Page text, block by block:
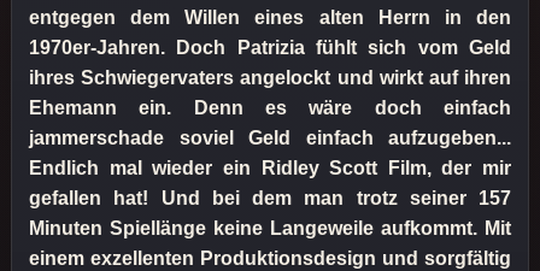
entgegen dem Willen eines alten Herrn in den
1970er-Jahren. Doch Patrizia fühlt sich vom Geld
ihres Schwiegervaters angelockt und wirkt auf ihren
Ehemann ein. Denn es wäre doch einfach
jammerschade soviel Geld einfach aufzugeben...
Endlich mal wieder ein Ridley Scott Film, der mir
gefallen hat! Und bei dem man trotz seiner 157
Minuten Spiellänge keine Langeweile aufkommt. Mit
einem exzellenten Produktionsdesign und sorgfältig